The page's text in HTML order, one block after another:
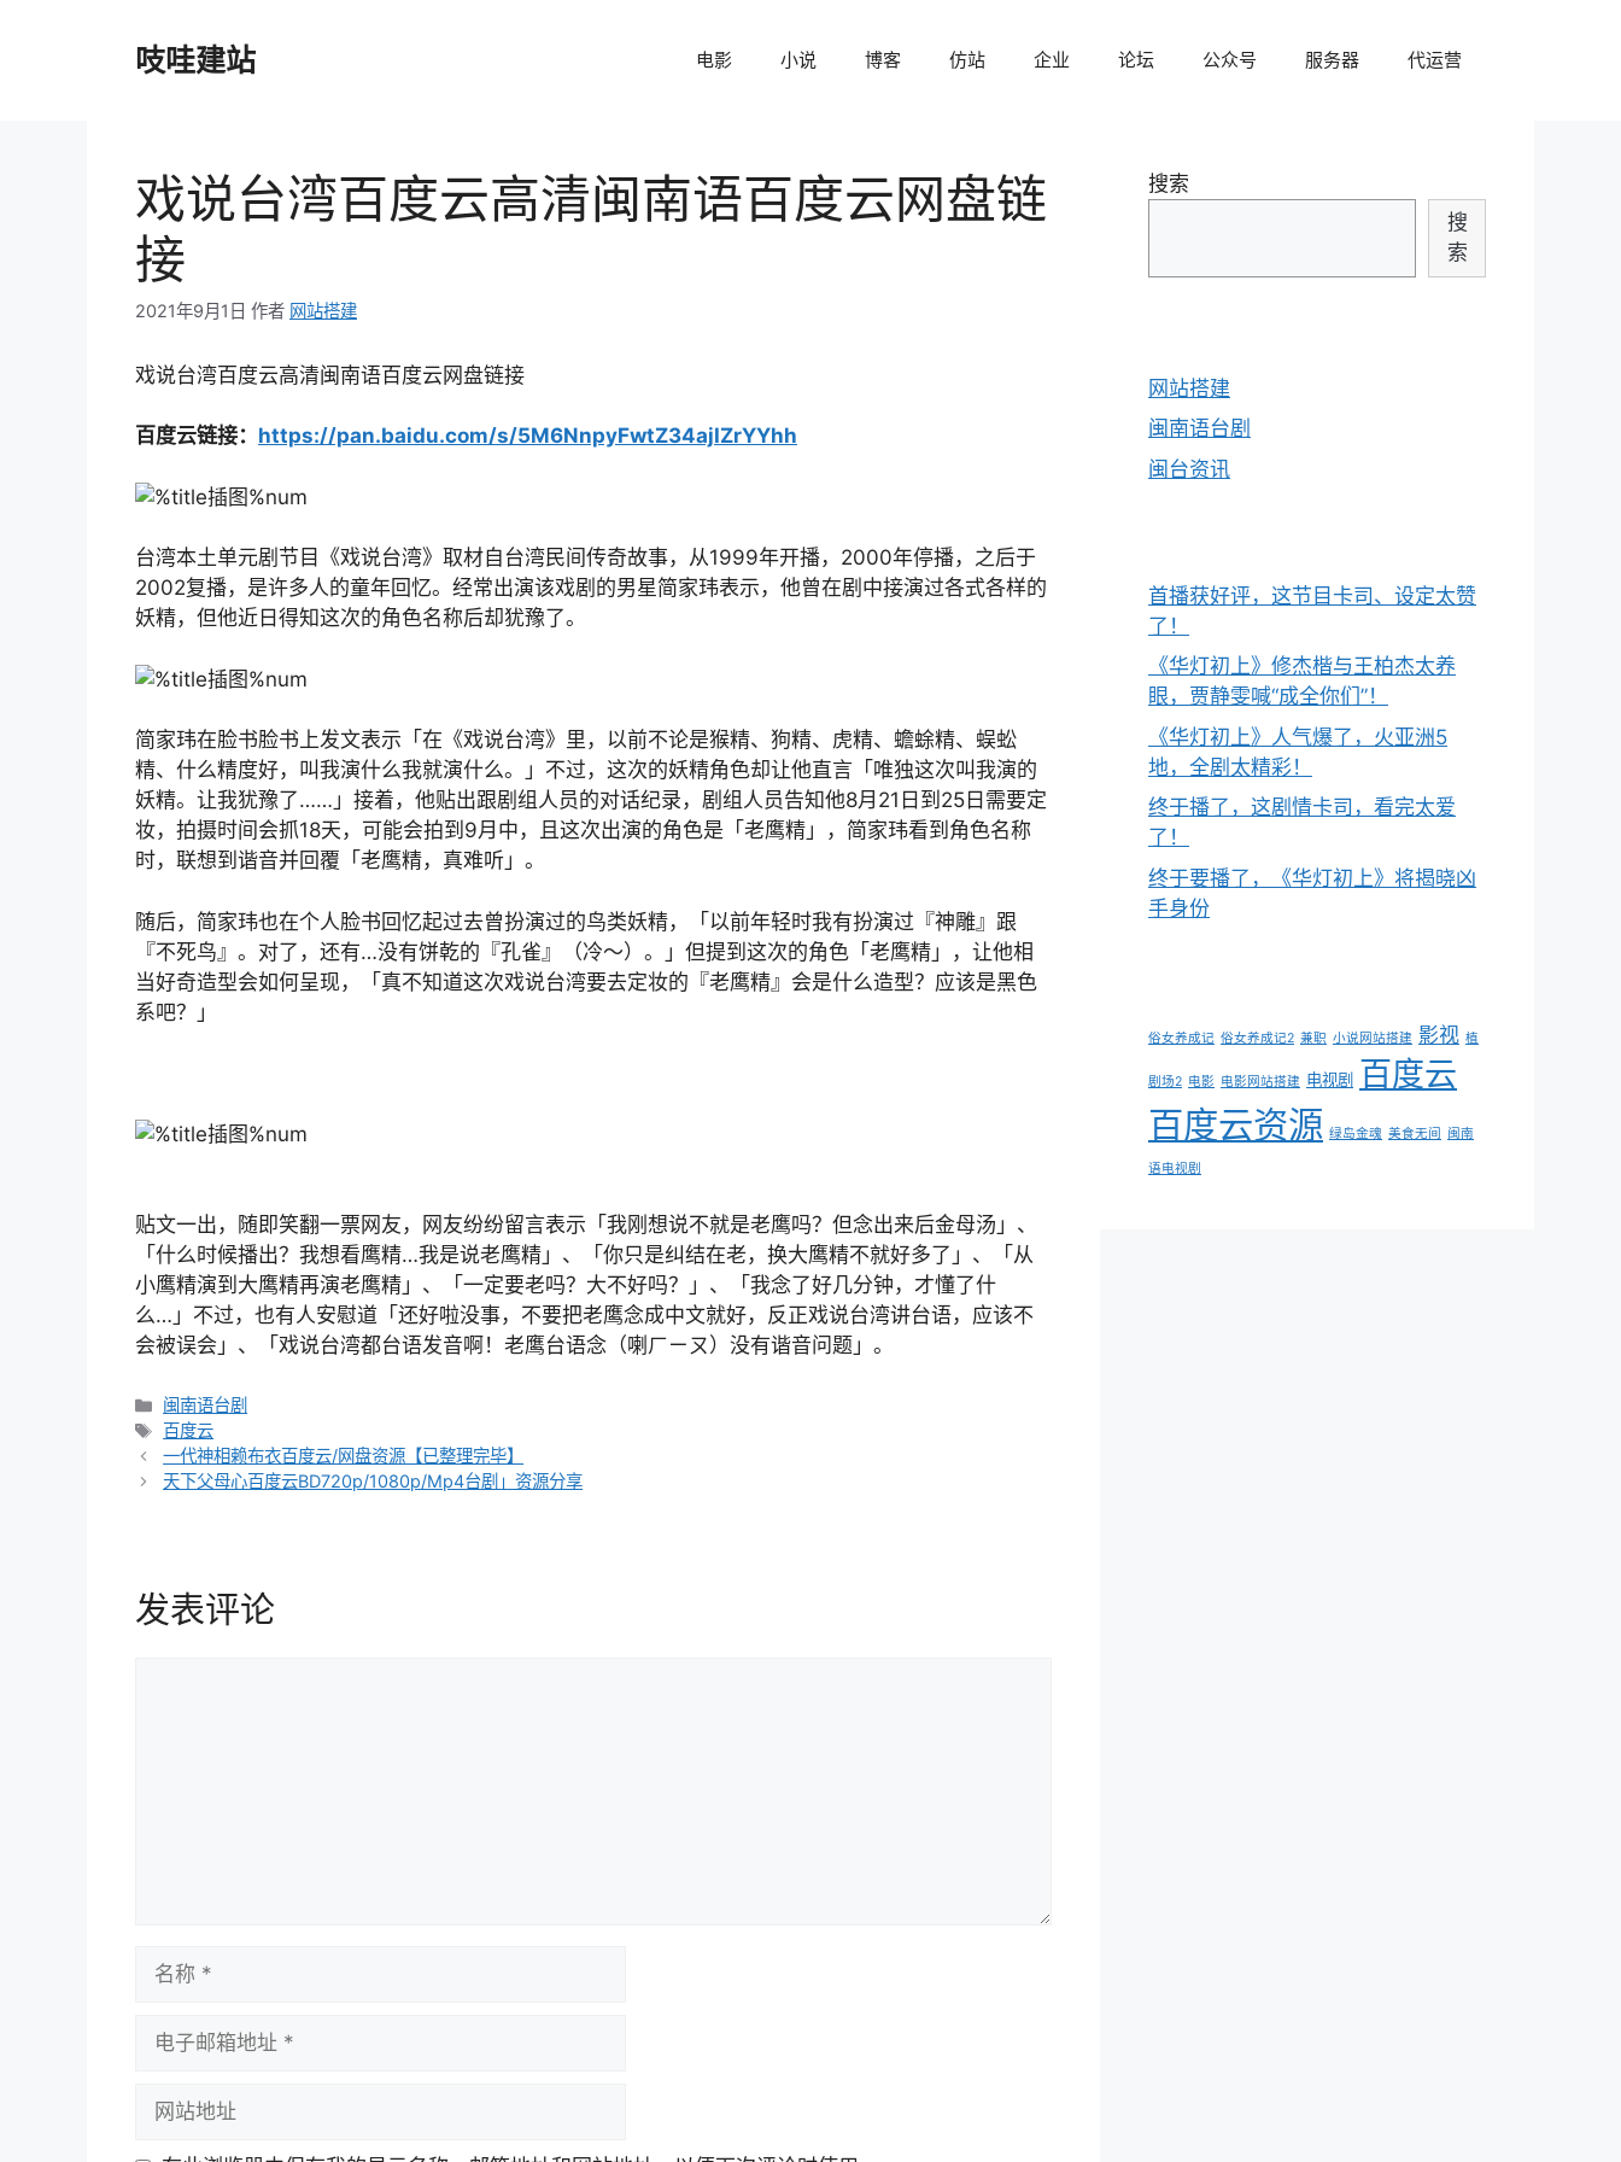
吱哇建站 电影 小说 博客 仿站 企业 论坛 公众号 服务器 代运营
戏说台湾百度云高清闽南语百度云网盘链
接
2021年9月1日 作者 网站搭建
戏说台湾百度云高清闽南语百度云网盘链接
百度云链接： https://pan.baidu.com/s/5M6NnpyFwtZ34ajIZrYYhh
台湾本土单元剧节目《戏说台湾》取材自台湾民间传奇故事，从1999年开播，2000年停播，之后于
2002复播，是许多人的童年回忆。经常出演该戏剧的男星简家玮表示，他曾在剧中接演过各式各样的
妖精，但他近日得知这次的角色名称后却犹豫了。
简家玮在脸书脸书上发文表示「在《戏说台湾》里，以前不论是猴精、狗精、虎精、蟾蜍精、蜈蚣
精、什么精度好，叫我演什么我就演什么。」不过，这次的妖精角色却让他直言「唯独这次叫我演的
妖精。让我犹豫了……」接着，他贴出跟剧组人员的对话纪录，剧组人员告知他8月21日到25日需要定
妆，拍摄时间会抓18天，可能会拍到9月中，且这次出演的角色是「老鹰精」，简家玮看到角色名称
时，联想到谐音并回覆「老鹰精，真难听」。
随后，简家玮也在个人脸书回忆起过去曾扮演过的鸟类妖精，「以前年轻时我有扮演过『神雕』跟
『不死鸟』。对了，还有…没有饼乾的『孔雀』（冷～）。」但提到这次的角色「老鹰精」，让他相
当好奇造型会如何呈现，「真不知道这次戏说台湾要去定妆的『老鹰精』会是什么造型？应该是黑色
系吧？」
贴文一出，随即笑翻一票网友，网友纷纷留言表示「我刚想说不就是老鹰吗？但念出来后金母汤」、
「什么时候播出？我想看鹰精…我是说老鹰精」、「你只是纠结在老，换大鹰精不就好多了」、「从
小鹰精演到大鹰精再演老鹰精」、「一定要老吗？大不好吗？」、「我念了好几分钟，才懂了什
么…」不过，也有人安慰道「还好啦没事，不要把老鹰念成中文就好，反正戏说台湾讲台语，应该不
会被误会」、「戏说台湾都台语发音啊！老鹰台语念（喇ㄏㄧㄡ）没有谐音问题」。
分
类
闽南语台剧
标
签
百度云
文
章
一代神相赖布衣百度云/网盘资源【已整理完毕】
天下父母心百度云BD720p/1080p/Mp4台剧」资源分享
发表评论
搜索
搜
索
网站搭建
闽南语台剧
闽台资讯
首播获好评，这节目卡司、设定太赞
了！
《华灯初上》修杰楷与王柏杰太养
眼，贾静雯喊“成全你们”！
《华灯初上》人气爆了，火亚洲5
地，全剧太精彩！
终于播了，这剧情卡司，看完太爱
了！
终于要播了，《华灯初上》将揭晓凶
手身份
俗女养成记 俗女养成记2 兼职 小说网站搭建 影视 植
剧场2 电影 电影网站搭建 电视剧 百度云
百度云资源 绿岛金魂 美食无间 闽南
语电视剧